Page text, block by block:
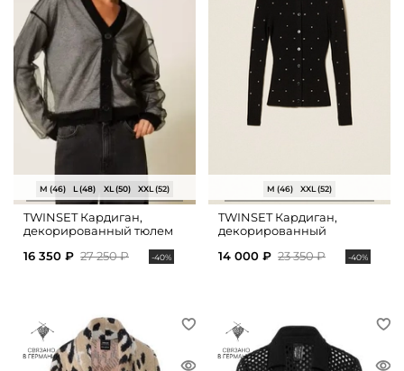
M (46) L (48) XL (50) XXL (52)
TWINSET Кардиган,
декорированный тюлем
16 350 ₽ 27 250 ₽ -40%
M (46) XXL (52)
TWINSET Кардиган,
декорированный
14 000 ₽ 23 350 ₽ -40%